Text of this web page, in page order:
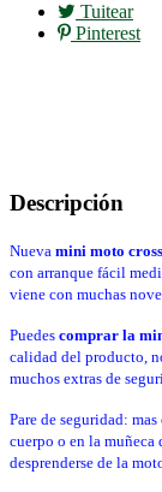
Tuitear
Pinterest
Descripción
Nueva mini moto
con arranque fácil
viene con muchas
Puedes comprar la
calidad del producto,
muchos extras de
Pare de seguridad:
cuerpo o en la muñeca
desprenderse de la